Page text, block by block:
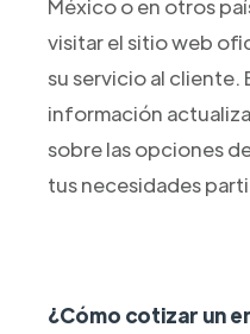
México o en otros
visitar el sitio web
su servicio al cliente.
información
sobre las opciones
tus necesidades
¿Cómo cotizar un